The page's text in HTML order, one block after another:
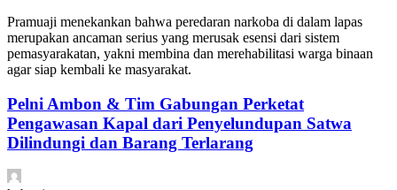
Pramuaji menekankan bahwa peredaran narkoba di dalam lapas
merupakan ancaman serius yang merusak esensi dari sistem
pemasyarakatan, yakni membina dan merehabilitasi warga binaan
agar siap kembali ke masyarakat.
Pelni Ambon & Tim Gabungan Perketat
Pengawasan Kapal dari Penyelundupan Satwa
Dilindungi dan Barang Terlarang